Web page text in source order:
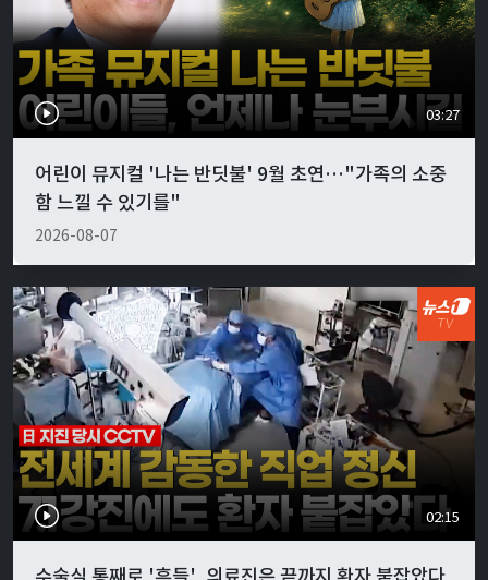
03:27
어린이 뮤지컬 '나는 반딧불' 9월 초연…"가족의 소중
함 느낄 수 있기를"
2026-08-07
02:15